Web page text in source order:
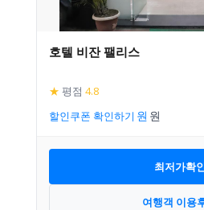
호텔 비잔 팰리스
★ 평점 4.8
할인쿠폰 확인하기
최저가확
여행객 이용